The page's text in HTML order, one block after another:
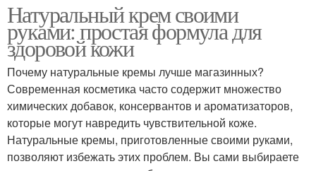
Натуральный крем своими
руками: простая формула для
здоровой кожи
Почему натуральные кремы лучше магазинных?
Современная косметика часто содержит множество
химических добавок, консервантов и ароматизаторов,
которые могут навредить чувствительной коже.
Натуральные кремы, приготовленные своими руками,
позволяют избежать этих проблем. Вы сами выбираете